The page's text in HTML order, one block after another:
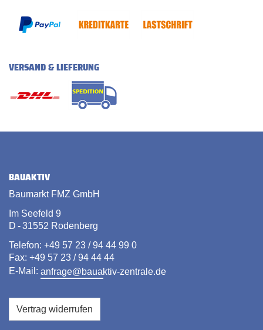
VERSAND & LIEFERUNG
BAUAKTIV
Baumarkt FMZ GmbH
Im Seefeld 9
D - 31552 Rodenberg
Telefon: +49 57 23 / 94 44 99 0
Fax: +49 57 23 / 94 44 44
E-Mail: anfrage@bauaktiv-zentrale.de
Vertrag widerrufen